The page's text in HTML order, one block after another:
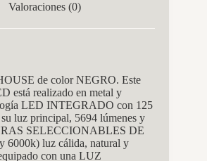
Valoraciones (0)
de color NEGRO. Este
está realizado en metal y
LED INTEGRADO con 125
luz principal, 5694 lúmenes y
SELECCIONABLES DE
6000k) luz cálida, natural y
con una LUZ